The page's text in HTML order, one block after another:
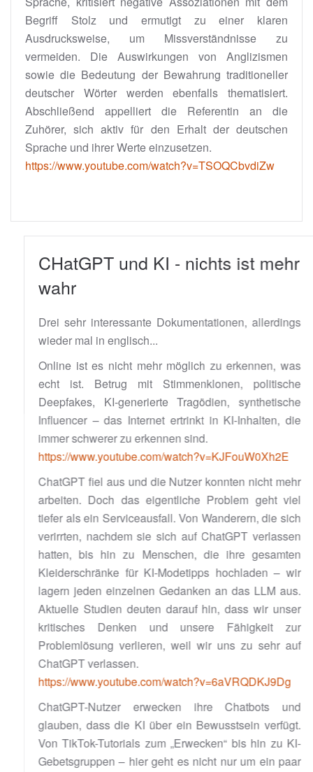
Begriff Stolz und ermutigt zu einer klaren
Ausdrucksweise, um Missverständnisse zu
vermeiden. Die Auswirkungen von Anglizismen
sowie die Bedeutung der Bewahrung traditioneller
deutscher Wörter werden ebenfalls thematisiert.
Abschließend appelliert die Referentin an die
Zuhörer, sich aktiv für den Erhalt der deutschen
Sprache und ihrer Werte einzusetzen.
https://www.youtube.com/watch?v=TSOQCbvdiZw
CHatGPT und KI - nichts ist mehr
wahr
Drei sehr interessante Dokumentationen, allerdings
wieder mal in englisch...
Online ist es nicht mehr möglich zu erkennen, was
echt ist. Betrug mit Stimmenklonen, politische
Deepfakes, KI-generierte Tragödien, synthetische
Influencer – das Internet ertrinkt in KI-Inhalten, die
immer schwerer zu erkennen sind.
https://www.youtube.com/watch?v=KJFouW0Xh2E
ChatGPT fiel aus und die Nutzer konnten nicht mehr
arbeiten. Doch das eigentliche Problem geht viel
tiefer als ein Serviceausfall. Von Wanderern, die sich
verirrten, nachdem sie sich auf ChatGPT verlassen
hatten, bis hin zu Menschen, die ihre gesamten
Kleiderschränke für KI-Modetipps hochladen – wir
lagern jeden einzelnen Gedanken an das LLM aus.
Aktuelle Studien deuten darauf hin, dass wir unser
kritisches Denken und unsere Fähigkeit zur
Problemlösung verlieren, weil wir uns zu sehr auf
ChatGPT verlassen.
https://www.youtube.com/watch?v=6aVRQDKJ9Dg
ChatGPT-Nutzer erwecken ihre Chatbots und
glauben, dass die KI über ein Bewusstsein verfügt.
Von TikTok-Tutorials zum „Erwecken“ bis hin zu KI-
Gebetsgruppen – hier geht es nicht nur um ein paar